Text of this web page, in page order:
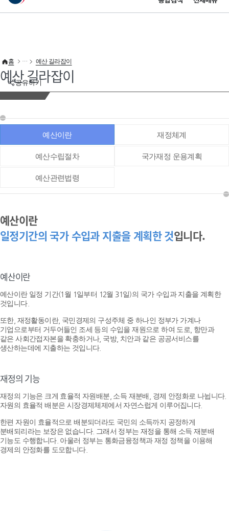
이 누리집은 대한민국 공식 전자정부 누리집입니다.
공유하기
홈 예산 길라잡이
예산 길라잡이
예산이란 재정체계
예산수립절차 국가재정 운용계획
예산관련법령
예산이란
일정기간의 국가 수입과 지출을 계획한 것입니다.
예산이란
예산이란 일정 기간(1월 1일부터 12월 31일)의 국가 수입과 지출을 계획한
것입니다.
또한, 재정활동이란, 국민경제의 구성주체 중 하나인 정부가 가계나
기업으로부터 거두어들인 조세 등의 수입을 재원으로 하여 도로, 항만과
같은 사회간접자본을 확충하거나, 국방, 치안과 같은 공공서비스를
생산하는데에 지출하는 것입니다.
재정의 기능
재정의 기능은 크게 효율적 자원배분, 소득 재분배, 경제 안정화로 나뉩니다.
자원의 효율적 배분은 시장경제체제에서 자연스럽게 이루어집니다.
한편 자원이 효율적으로 배분되더라도 국민의 소득까지 공정하게
분배되리라는 보장은 없습니다. 그래서 정부는 재정을 통해 소득 재분배
기능도 수행합니다. 아울러 정부는 통화금융정책과 재정 정책을 이용해
경제의 안정화를 도모합니다.